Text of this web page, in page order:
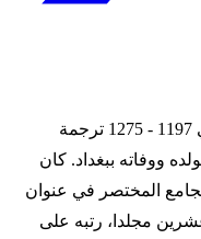
التاريخ الهجري 593 - 674 التاريخ الميلادي 1197 - 1275 ترجمة
ووفاته ببغداد. كان
المختصر في عنوان
مجلدا، رتبه على